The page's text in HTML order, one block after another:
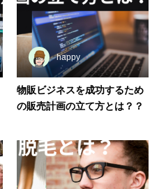
happy
物販ビジネスを成功するため
の販売計画の立て方とは？？